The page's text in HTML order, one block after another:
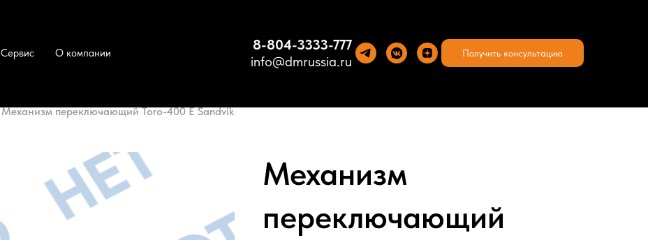
Сервис О компании
8-804-3333-777
info@dmrussia.ru
Получить консультацию
Механизм переключающий Toro-400 E Sandvik
Механизм
переключающий